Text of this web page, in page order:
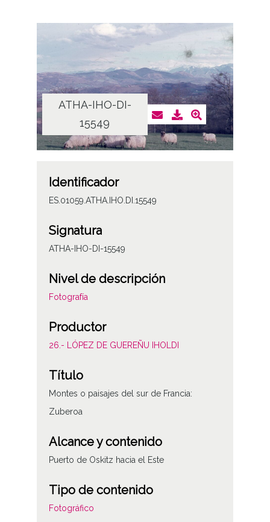
ATHA-IHO-DI-
15549
Identificador
ES.01059.ATHA.IHO.DI.15549
Signatura
ATHA-IHO-DI-15549
Nivel de descripción
Fotografía
Productor
26.- LÓPEZ DE GUEREÑU IHOLDI
Título
Montes o paisajes del sur de Francia:
Zuberoa
Alcance y contenido
Puerto de Oskitz hacia el Este
Tipo de contenido
Fotográfico